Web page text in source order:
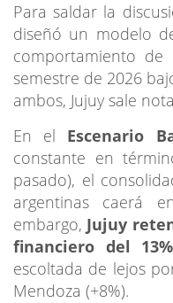
Para saldar la
diseñó un modelo
comportamiento
semestre de 2026
ambos, Jujuy sale
En el Escenario
constante en
pasado), el
argentinas caerá
embargo, Jujuy
financiero del
escoltada de lejos
Mendoza (+8%).